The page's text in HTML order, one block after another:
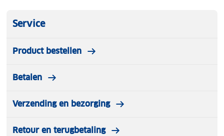
Service
Product bestellen
Betalen
Verzending en bezorging
Retour en terugbetaling